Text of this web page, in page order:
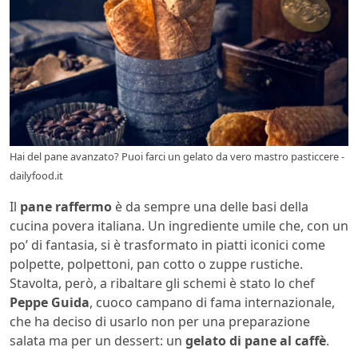
Hai del pane avanzato? Puoi farci un gelato da vero mastro pasticcere -
dailyfood.it
Il pane raffermo è da sempre una delle basi della
cucina povera italiana. Un ingrediente umile che, con un
po’ di fantasia, si è trasformato in piatti iconici come
polpette, polpettoni, pan cotto o zuppe rustiche.
Stavolta, però, a ribaltare gli schemi è stato lo chef
Peppe Guida, cuoco campano di fama internazionale,
che ha deciso di usarlo non per una preparazione
salata ma per un dessert: un gelato di pane al caffè.